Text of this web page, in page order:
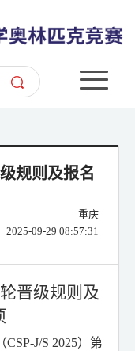
规则及报名
重庆
2025-09-29 08:57:31
晋级规则及
（CSP-J/S 2025） 第